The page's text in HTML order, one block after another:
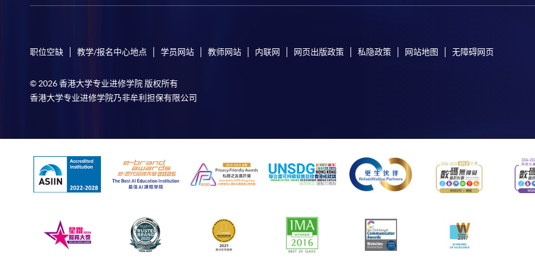
职位空缺 教学/报名中心地点 学员网站 教师网站 内联网 网页出版政策 私隐政策 网站地图 无障碍网页
© 2026 香港大学专业进修学院 版权所有
香港大学专业进修学院乃非牟利担保有限公司